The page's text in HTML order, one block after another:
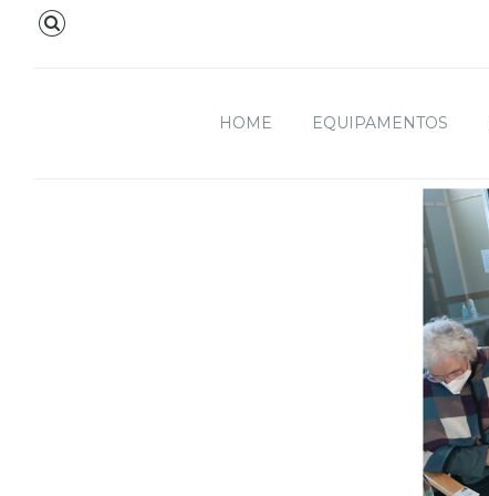
HOME EQUIPAMENTOS